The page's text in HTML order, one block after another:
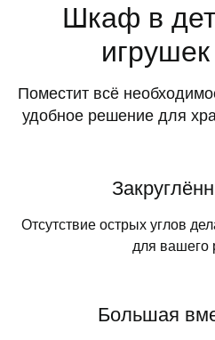
Шкаф в
игрушек
Поместит всё
удобное решение для
Отсутствие острых углов
для вашего
Большая